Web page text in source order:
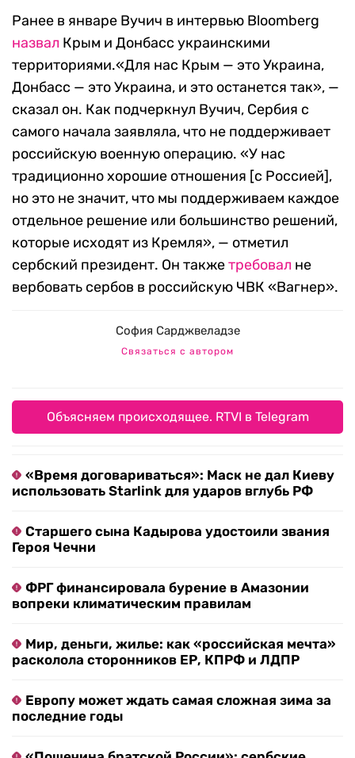
Ранее в январе Вучич в интервью Bloomberg
назвал Крым и Донбасс украинскими
территориями.«Для нас Крым — это Украина,
Донбасс — это Украина, и это останется так», —
сказал он. Как подчеркнул Вучич, Сербия с
самого начала заявляла, что не поддерживает
российскую военную операцию. «У нас
традиционно хорошие отношения [с Россией],
но это не значит, что мы поддерживаем каждое
отдельное решение или большинство решений,
которые исходят из Кремля», — отметил
сербский президент. Он такжетребовал не
вербовать сербов в российскую ЧВК «Вагнер».
София Сарджвеладзе
Связаться с автором
Объясняем происходящее. RTVI в Telegram
«Время договариваться»: Маск не дал Киеву
использовать Starlink для ударов вглубь РФ
Старшего сына Кадырова удостоили звания
Героя Чечни
ФРГ финансировала бурение в Амазонии
вопреки климатическим правилам
Мир, деньги, жилье: как «российская мечта»
расколола сторонников ЕР, КПРФ и ЛДПР
Европу может ждать самая сложная зима за
последние годы